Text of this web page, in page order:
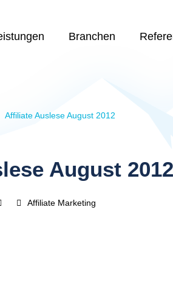
Branchen
Affiliate Auslese August 2012
August 2012
Affiliate Marketing